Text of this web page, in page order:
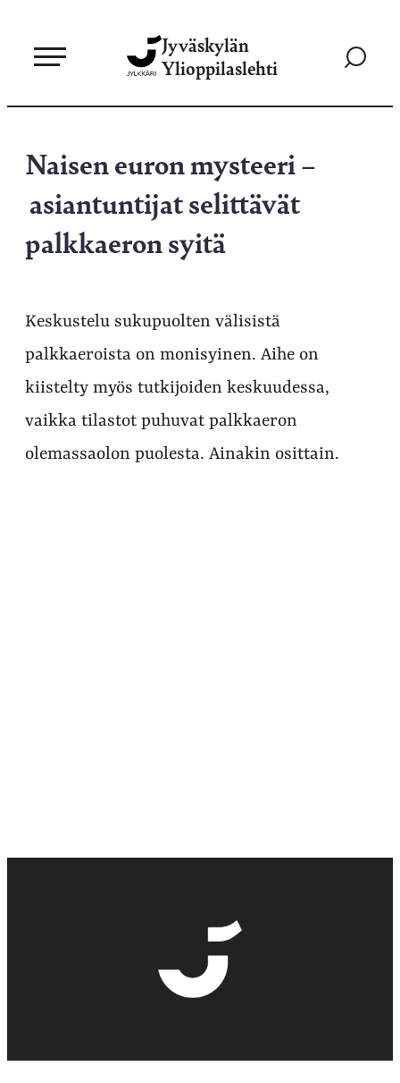
sisältöön
Jyväskylän
Ylioppilaslehti
Siirry
Naisen euron mysteeri –
asiantuntijat selittävät
palkkaeron syitä
Keskustelu sukupuolten välisistä
palkkaeroista on monisyinen. Aihe on
kiistelty myös tutkijoiden keskuudessa,
vaikka tilastot puhuvat palkkaeron
olemassaolon puolesta. Ainakin osittain.